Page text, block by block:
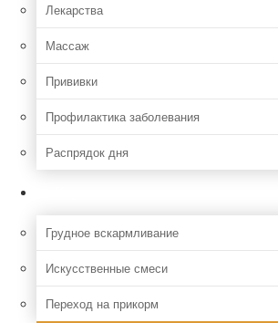
Лекарства
Массаж
Прививки
Профилактика заболевания
Распрядок дня
Грудное вскармливание
Искусственные смеси
Переход на прикорм